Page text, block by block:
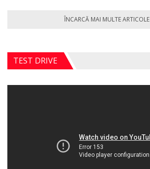
ÎNCARCĂ MAI MULTE ARTICOLE
TEST DRIVE